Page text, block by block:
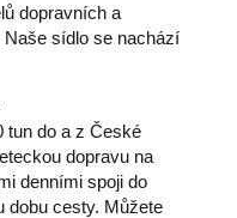
dopravních a
sídlo se nachází
tun do a z České
dopravu na
denními spoji do
dobu cesty. Můžete